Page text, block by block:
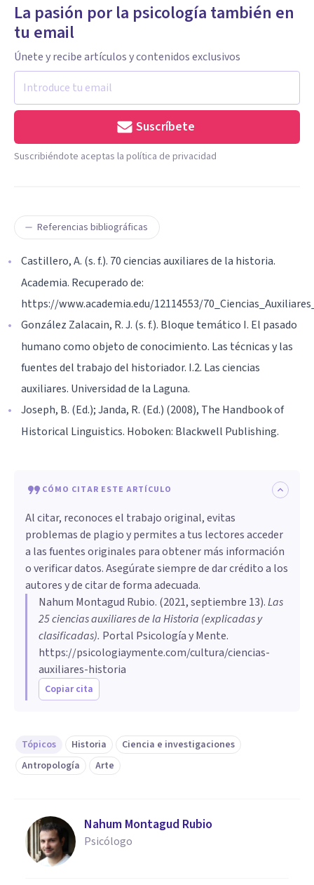
La pasión por la psicología también en
tu email
Únete y recibe artículos y contenidos exclusivos
Suscríbete
Suscribiéndote aceptas la política de privacidad
Referencias bibliográficas
Castillero, A. (s. f.). 70 ciencias auxiliares de la historia.
Academia. Recuperado de:
https://www.academia.edu/12114553/
González Zalacain, R. J. (s. f.). Bloque temático I. El pasado
humano como objeto de conocimiento. Las técnicas y las
fuentes del trabajo del historiador. I.2. Las ciencias
auxiliares. Universidad de la Laguna.
Joseph, B. (Ed.); Janda, R. (Ed.) (2008), The Handbook of
Historical Linguistics. Hoboken: Blackwell Publishing.
CÓMO CITAR ESTE ARTÍCULO
Al citar, reconoces el trabajo original, evitas
problemas de plagio y permites a tus lectores acceder
a las fuentes originales para obtener más información
o verificar datos. Asegúrate siempre de dar crédito a los
autores y de citar de forma adecuada.
Nahum Montagud Rubio. (2021, septiembre 13).Las
25 ciencias auxiliares de la Historia (explicadas y
clasificadas). Portal Psicología y Mente.
https://psicologiaymente.com/cultura/ciencias-
auxiliares-historia
Copiar cita
Tópicos Historia
Ciencia e investigaciones
Antropología
Arte
Nahum Montagud Rubio
Psicólogo